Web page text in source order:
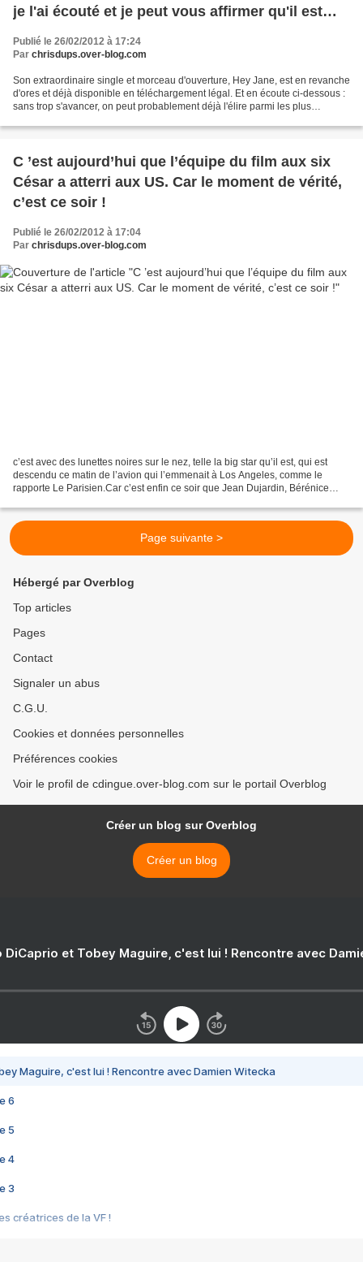
je l'ai écouté et je peut vous affirmer qu'il est
Publié le 26/02/2012 à 17:24
Par chrisdups.over-blog.com
Son extraordinaire single et morceau d'ouverture, Hey Jane, est en revanche
d'ores et déjà disponible en téléchargement légal. Et en écoute ci-dessous :
sans trop s'avancer, on peut probablement déjà l'élire parmi les plus
C ’est aujourd’hui que l’équipe du film aux six
César a atterri aux US. Car le moment de vérité,
c’est ce soir !
Publié le 26/02/2012 à 17:04
Par chrisdups.over-blog.com
c’est avec des lunettes noires sur le nez, telle la big star qu’il est, qui est
descendu ce matin de l’avion qui l’emmenait à Los Angeles, comme le
rapporte Le Parisien.Car c’est enfin ce soir que Jean Dujardin, Bérénice
Page suivante >
Hébergé par Overblog
Top articles
Pages
Contact
Signaler un abus
C.G.U.
Cookies et données personnelles
Préférences cookies
Voir le profil de cdingue.over-blog.com sur le portail Overblog
Créer un blog sur Overblog
Créer un blog
DiCaprio et Tobey Maguire, c'est lui ! Rencontre avec
Maguire, c'est lui ! Rencontre avec Damien Witecka
6
5
4
3
créatrices de la VF !